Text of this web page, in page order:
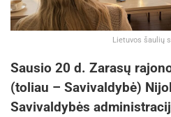
Lietuvos šaulių
Sausio 20 d. Zarasų
(toliau – Savivaldybė)
Savivaldybės